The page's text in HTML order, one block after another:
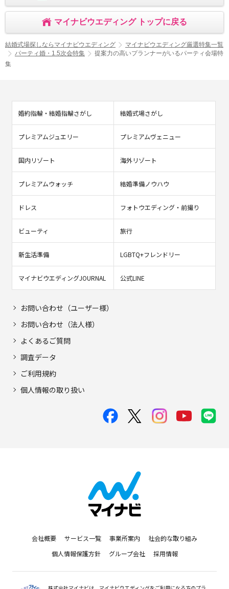
マイナビウエディング トップに戻る
結婚式場探しならマイナビウエディング
マイナビウエディング厳選特集一覧
パーティ婚・1.5次会特集
提案力の高いプランナーがいるパーティ会場特
集
婚約指輪・結婚指輪さがし 結婚式場さがし
プレミアムジュエリー プレミアムヴェニュー
国内リゾート 海外リゾート
プレミアムウォッチ 結婚準備ノウハウ
ドレス フォトウエディング・前撮り
ビューティ 旅行
新生活準備 LGBTQ+フレンドリー
マイナビウエディングJOURNAL 公式LINE
お問い合わせ（ユーザー様）
お問い合わせ（法人様）
よくあるご質問
調査データ
ご利用規約
個人情報の取り扱い
会社概要 サービス一覧 事業所案内
社会的な取り組み
個人情報保護方針
グループ会社 採用情報